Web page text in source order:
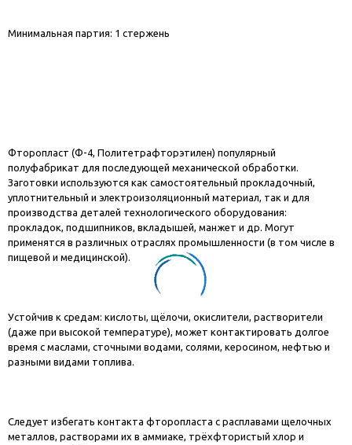
Минимальная партия: 1 стержень
Фторопласт (Ф-4, Политетрафторэтилен) популярный
полуфабрикат для последующей механической обработки.
Заготовки используются как самостоятельный прокладочный,
уплотнительный и электроизоляционный материал, так и для
производства деталей технологического оборудования:
прокладок, подшипников, вкладышей, манжет и др. Могут
применятся в различных отраслях промышленности (в том числе в
пищевой и медицинской).
Устойчив к средам: кислоты, щёлочи, окислители, растворители
(даже при высокой температуре), может контактировать долгое
время с маслами, сточными водами, солями, керосином, нефтью и
разными видами топлива.
Следует избегать контакта фторопласта с расплавами щелочных
металлов, растворами их в аммиаке, трёхфтористый хлор и